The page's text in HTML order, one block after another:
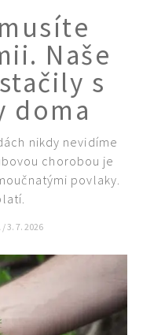
Naše
s
doma
nikdy nevidíme
chorobou je
povlaky.
/3. 7. 2026